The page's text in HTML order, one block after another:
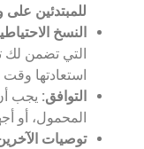
للمبتدئين على
النسخ
التي تضمن لك
استعادتها وقت
التوافق: يجب
المحمول، أو
توصيات